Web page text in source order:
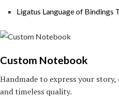
Ligatus Language of Bindings
Custom Notebook
Handmade to express your
and timeless quality.